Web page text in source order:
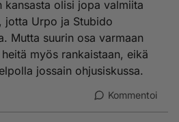
jo tuhottu EU-porvarien vallan
kansasta olisi jopa valmiita
jotta Urpo ja Stubido
Mutta suurin osa varmaan
myös rankaistaan, eikä
jossain ohjusiskussa.
Kommentoi